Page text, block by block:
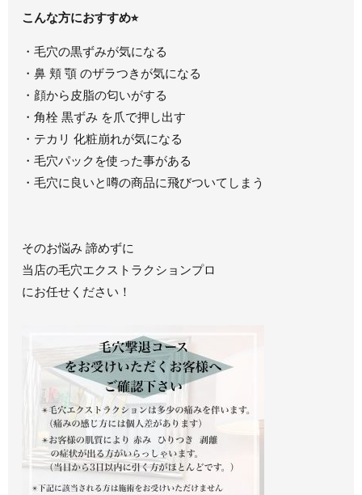
こんな方におすすめ⭐︎
・毛穴の黒ずみが気になる
・鼻 頬 顎 のザラつきが気になる
・顔から皮脂の匂いがする
・角栓 黒ずみ を爪で押し出す
・テカリ 化粧崩れが気になる
・毛穴パックを使った事がある
・毛穴に良いと噂の商品に飛びついてしまう
そのお悩み 諦めずに
当店の毛穴エクストラクションプロ
にお任せください！